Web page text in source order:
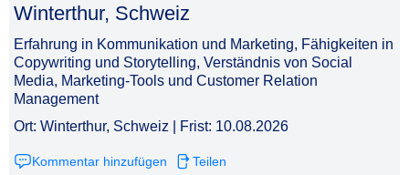
Winterthur, Schweiz​‌‌‌‌​‌​‌‌‌‌‌​‌​‌‌​
Erfahrung in Kommunikation und Marketing, Fähigkeiten in
Copywriting und Storytelling, Verständnis von Social
Media, Marketing-Tools und Customer Relation
Management
Ort: Winterthur, Schweiz | Frist: 10.08.2026
Kommentar hinzufügen Teilen